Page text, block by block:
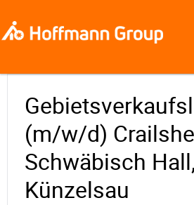
(m/w/d)
Schwäbisch Hall,
Künzelsau